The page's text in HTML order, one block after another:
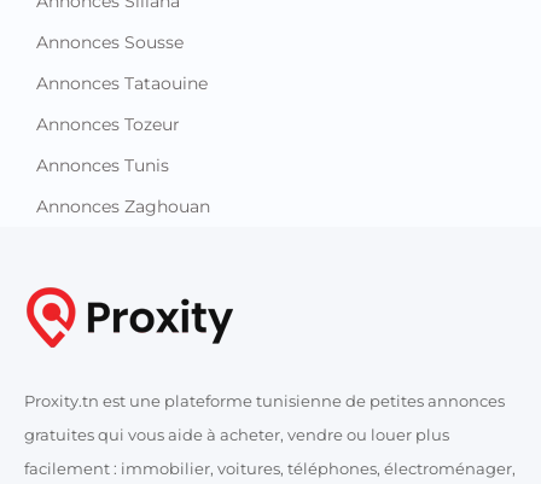
Annonces Sousse
Annonces Tataouine
Annonces Tozeur
Annonces Tunis
Annonces Zaghouan
Proxity.tn est une plateforme tunisienne de petites annonces
gratuites qui vous aide à acheter, vendre ou louer plus
facilement : immobilier, voitures, téléphones, électroménager,